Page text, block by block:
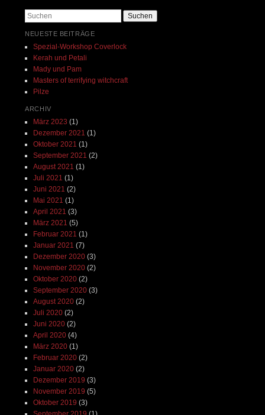
Suchen
NEUESTE BEITRÄGE
Spezial-Workshop Coverlock
Kerah und Petali
Mady und Pam
Masters of terrifying witchcraft
Pilze
ARCHIV
März 2023 (1)
Dezember 2021 (1)
Oktober 2021 (1)
September 2021 (2)
August 2021 (1)
Juli 2021 (1)
Juni 2021 (2)
Mai 2021 (1)
April 2021 (3)
März 2021 (5)
Februar 2021 (1)
Januar 2021 (7)
Dezember 2020(3)
November 2020(2)
Oktober 2020(2)
September 2020(3)
August 2020(2)
Juli 2020(2)
Juni 2020(2)
April 2020(4)
März 2020(1)
Februar 2020(2)
Januar 2020(2)
Dezember 2019 (3)
November 2019 (5)
Oktober 2019 (3)